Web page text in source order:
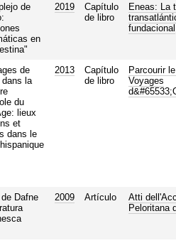
de
en
2019
Capítulo
de libro
Eneas: La
fundacional
de
dans la
du
lieux
et
dans le
2013
Capítulo
de libro
Parcourir
Voyages
Dafne
2009 Artículo
Atti
Peloritana